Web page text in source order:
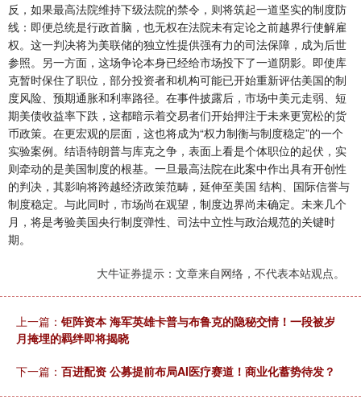
反，如果最高法院维持下级法院的禁令，则将筑起一道坚实的制度防
线：即便总统是行政首脑，也无权在法院未有定论之前越界行使解雇
权。这一判决将为美联储的独立性提供强有力的司法保障，成为后世
参照。另一方面，这场争论本身已经给市场投下了一道阴影。即使库
克暂时保住了职位，部分投资者和机构可能已开始重新评估美国的制
度风险、预期通胀和利率路径。在事件披露后，市场中美元走弱、短
期美债收益率下跌，这都暗示着交易者们开始押注于未来更宽松的货
币政策。在更宏观的层面，这也将成为“权力制衡与制度稳定”的一个
实验案例。结语特朗普与库克之争，表面上看是个体职位的起伏，实
则牵动的是美国制度的根基。一旦最高法院在此案中作出具有开创性
的判决，其影响将跨越经济政策范畴，延伸至美国 结构、国际信誉与
制度稳定。与此同时，市场尚在观望，制度边界尚未确定。未来几个
月，将是考验美国央行制度弹性、司法中立性与政治规范的关键时
期。
大牛证券提示：文章来自网络，不代表本站观点。
上一篇： 钜阵资本 海军英雄卡普与布鲁克的隐秘交情！一段被岁
月掩埋的羁绊即将揭晓
下一篇： 百进配资 公募提前布局AI医疗赛道！商业化蓄势待发？